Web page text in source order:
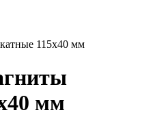
115х40 мм
мм